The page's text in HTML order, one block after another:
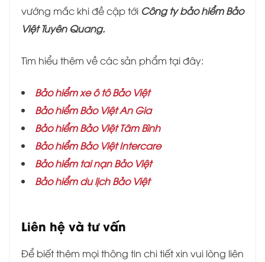
vướng mắc khi đề cập tới Công ty bảo hiểm Bảo
Việt Tuyên Quang.
Tìm hiểu thêm về các sản phẩm tại đây:
Bảo hiểm xe ô tô Bảo Việt
Bảo hiểm Bảo Việt An Gia
Bảo hiểmBảo Việt Tâm Bình
Bảo hiểm Bảo Việt Intercare
Bảo hiểm tai nạn Bảo Việt
Bảo hiểm du lịch Bảo Việt
Liên hệ và tư vấn
Để biết thêm mọi thông tin chi tiết xin vui lòng liên